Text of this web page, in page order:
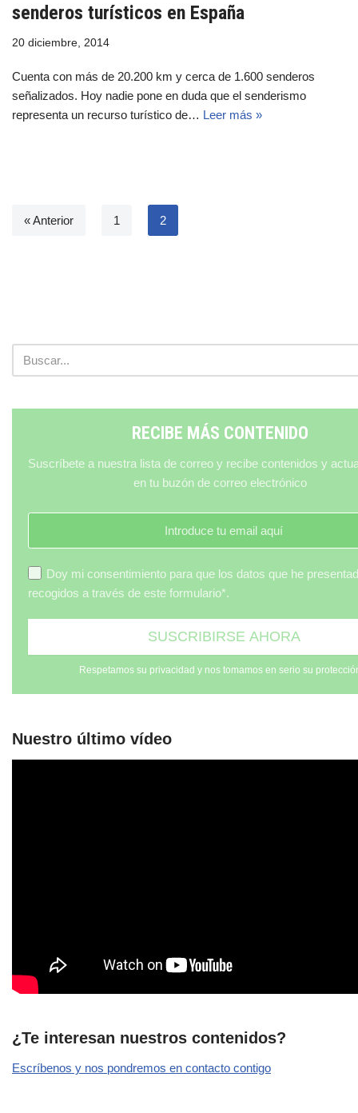
senderos turísticos en España
20 diciembre, 2014
Cuenta con más de 20.200 km y cerca de 1.600 senderos
señalizados. Hoy nadie pone en duda que el senderismo
representa un recurso turístico de… Leer más »
« Anterior 1 2
RECIBE MÁS CONTENIDO
Suscríbete a nuestra lista de correo y recibe contenidos y
en tu buzón de correo electrónico
Doy mi consentimiento para que los datos que he
recogidos a través de este formulario*.
Respetamos su privacidad y nos tomamos en serio su
Nuestro último vídeo
¿Te interesan nuestros contenidos?
Escríbenos y nos pondremos en contacto contigo